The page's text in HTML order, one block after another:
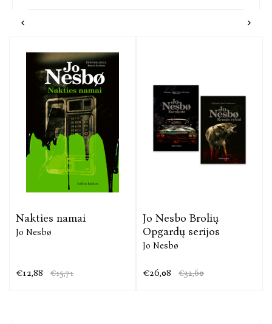
Nakties namai
Jo Nesbø
€12,88 €15,71
Jo Nesbo Brolių
Opgardų serijos
Jo Nesbø
€26,08 €32,60